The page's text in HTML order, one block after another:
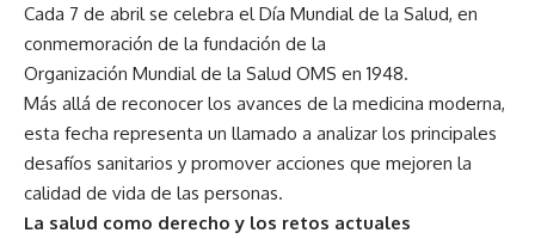
Cada 7 de abril se celebra el Día Mundial de la Salud, en
conmemoración de la fundación de la
Organización Mundial de la Salud OMS en 1948.
Más allá de reconocer los avances de la medicina moderna,
esta fecha representa un llamado a analizar los principales
desafíos sanitarios y promover acciones que mejoren la
calidad de vida de las personas.
La salud como derecho y los retos actuales